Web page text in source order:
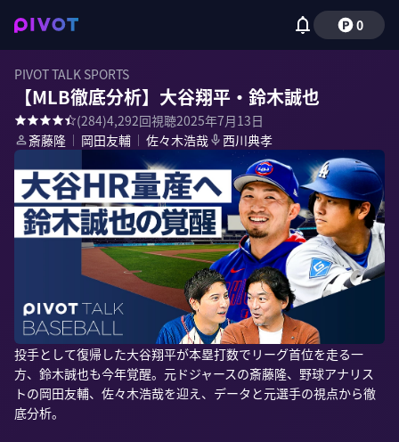
0
PIVOT TALK SPORTS
【MLB徹底分析】大谷翔平・鈴木誠也
(284)4,292回視聴2025年7月13日
斎藤隆 ｜ 岡田友輔 ｜ 佐々木浩哉 西川典孝
投手として復帰した大谷翔平が本塁打数でリーグ首位を走る一
方、鈴木誠也も今年覚醒。元ドジャースの斎藤隆、野球アナリス
トの岡田友輔、佐々木浩哉を迎え、データと元選手の視点から徹
底分析。